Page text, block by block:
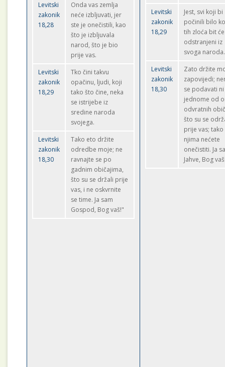
Levitski
zakonik
18,28
Onda vas zemlja
neće izbljuvati, jer
ste je onečistili, kao
što je izbljuvala
narod, što je bio
prije vas.
Levitski
zakonik
18,29
Tko čini takvu
opačinu, ljudi, koji
tako što čine, neka
se istrijebe iz
sredine naroda
svojega.
Levitski
zakonik
18,30
Tako eto držite
odredbe moje; ne
ravnajte se po
gadnim običajima,
što su se držali prije
vas, i ne oskvrnite
se time. Ja sam
Gospod, Bog vaš!"
Levitski
zakonik
18,29
Jest, svi koji bi
počinili bilo
tih zloća bit će
odstranjeni iz
svoga naroda.
Levitski
zakonik
18,30
Zato držite
zapovijedi;
se podavati ni
jednome od
odvratnih
što su se
prije vas; tako
njima nećete
onečistiti. Ja
Jahve, Bog